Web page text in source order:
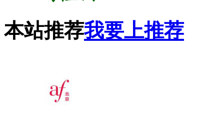
本站推荐我要上推荐